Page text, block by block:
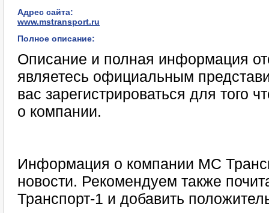
Адрес сайта:
www.mstransport.ru
Полное описание:
Описание и полная информация
являетесь официальным
вас зарегистрироваться для того
о компании.
Информация о компании МС
новости. Рекомендуем также
Транспорт-1 и добавить